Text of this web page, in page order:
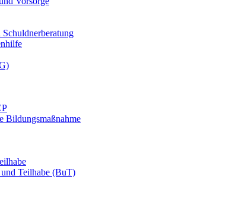
Bildungsmaßnahme
Teilhabe (BuT)